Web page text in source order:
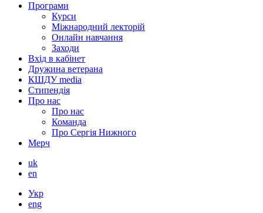
Програми
Курси
Міжнародний лекторій
Онлайн навчання
Заходи
Вхід в кабінет
Дружина ветерана
КШДУ media
Стипендія
Про нас
Про нас
Команда
Про Сергія Нижного
Мерч
uk
en
Укр
eng